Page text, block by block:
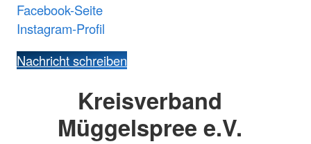
Facebook-Seite
Instagram-Profil
Nachricht schreiben
Kreisverband
Müggelspree e.V.